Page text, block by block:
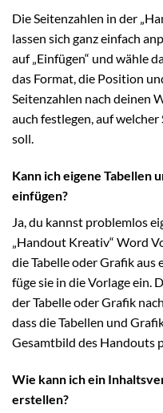
Die Seitenzahlen in der
lassen sich ganz einfach
auf „Einfügen“ und wähle
das Format, die Position
Seitenzahlen nach deinen
auch festlegen, auf
soll.
Kann ich eigene Tabellen
einfügen?
Ja, du kannst problemlos
„Handout Kreativ“ Word
die Tabelle oder Grafik
füge sie in die Vorlage ein.
der Tabelle oder Grafik
dass die Tabellen und
Gesamtbild des Handouts
Wie kann ich ein
erstellen?